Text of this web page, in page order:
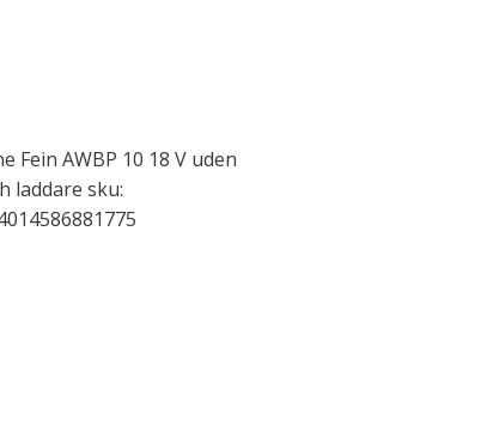
Fein AWBP 10 18 V uden
laddare sku: